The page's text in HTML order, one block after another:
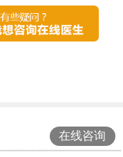
在线咨询